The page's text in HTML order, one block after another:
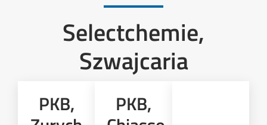
Selectchemie,
Szwajcaria
PKB, PKB,